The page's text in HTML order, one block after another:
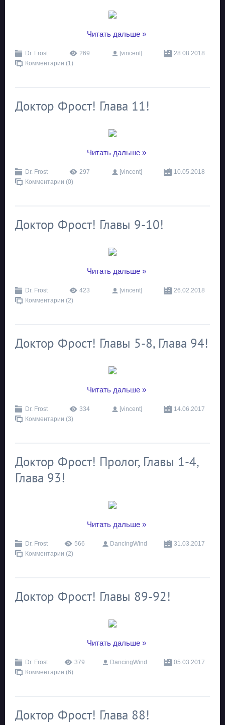
Читать дальше »
Dr. Frost 269 [vincent]
28.08.2018
Комментарии (1)
Доктор Фрост! Глава 11!
Читать дальше »
Dr. Frost 297 [vincent]
10.05.2018
Комментарии (0)
Доктор Фрост! Главы 9-10!
Читать дальше »
Dr. Frost 423 [vincent]
26.02.2018
Комментарии (2)
Доктор Фрост! Главы 5-8, Глава 94!
Читать дальше »
Dr. Frost 334 [vincent]
14.06.2017
Комментарии (3)
Доктор Фрост! Пролог, Главы 1-4,
Глава 93!
Читать дальше »
Dr. Frost 566 DancingWind
31.03.2017
Комментарии (2)
Доктор Фрост! Главы 89-92!
Читать дальше »
Dr. Frost 379 DancingWind
05.03.2017
Комментарии (6)
Доктор Фрост! Глава 88!